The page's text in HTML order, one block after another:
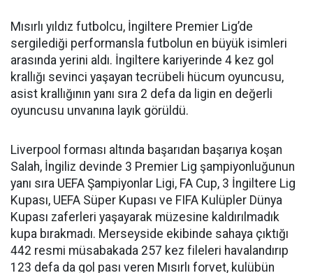
Mısırlı yıldız futbolcu, İngiltere Premier Lig’de
sergilediği performansla futbolun en büyük isimleri
arasında yerini aldı. İngiltere kariyerinde 4 kez gol
krallığı sevinci yaşayan tecrübeli hücum oyuncusu,
asist krallığının yanı sıra 2 defa da ligin en değerli
oyuncusu unvanına layık görüldü.
Liverpool forması altında başarıdan başarıya koşan
Salah, İngiliz devinde 3 Premier Lig şampiyonluğunun
yanı sıra UEFA Şampiyonlar Ligi, FA Cup, 3 İngiltere Lig
Kupası, UEFA Süper Kupası ve FIFA Kulüpler Dünya
Kupası zaferleri yaşayarak müzesine kaldırılmadık
kupa bırakmadı. Merseyside ekibinde sahaya çıktığı
442 resmi müsabakada 257 kez fileleri havalandırıp
123 defa da gol pası veren Mısırlı forvet, kulübün